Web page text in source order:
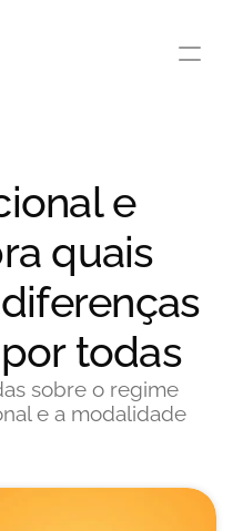
e
quais
todas
sobre o regime
e a modalidade